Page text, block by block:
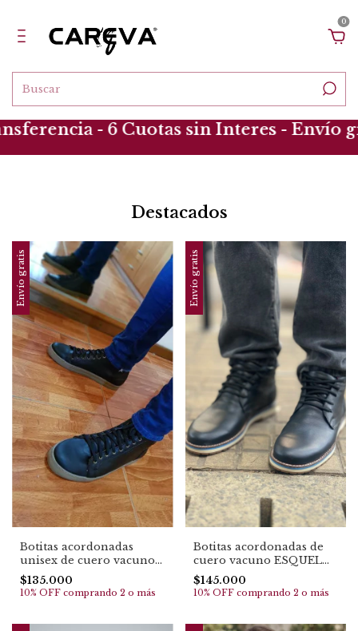
0
- 6 Cuotas sin Interes - Envío gratis 10
Destacados
Envío gratis
Botitas acordonadas
unisex de cuero vacuno
TRAFUL (1104) TOP EN
VENTAS
$135.000
10% OFF comprando 2 o más
Envío gratis
Botitas acordonadas de
cuero vacuno ESQUEL
(4072)
$145.000
10% OFF comprando 2 o más